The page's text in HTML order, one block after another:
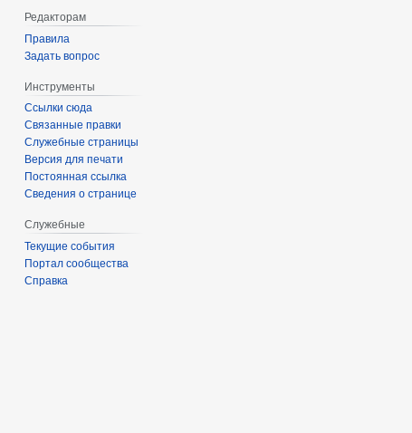
Редакторам
Правила
Задать вопрос
Инструменты
Ссылки сюда
Связанные правки
Служебные страницы
Версия для печати
Постоянная ссылка
Сведения о странице
Служебные
Текущие события
Портал сообщества
Справка